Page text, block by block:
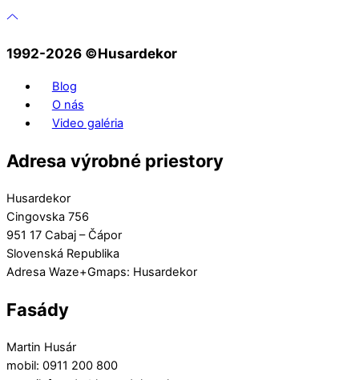
1992-2026 ©️Husardekor
Blog
O nás
Video galéria
Adresa výrobné priestory
Husardekor
Cingovska 756
951 17 Cabaj – Čápor
Slovenská Republika
Adresa Waze+Gmaps: Husardekor
Fasády
Martin Husár
mobil: 0911 200 800